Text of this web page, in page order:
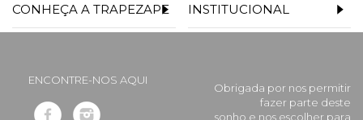
CONHEÇA A TRAPEZAPE INSTITUCIONAL
ENCONTRE-NOS AQUI
Obrigada por nos permitir
fazer parte deste
sonho e nos escolher para